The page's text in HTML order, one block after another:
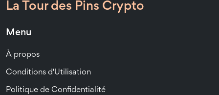
La Tour des Pins Crypto
Menu
À propos
Conditions d'Utilisation
Politique de Confidentialité